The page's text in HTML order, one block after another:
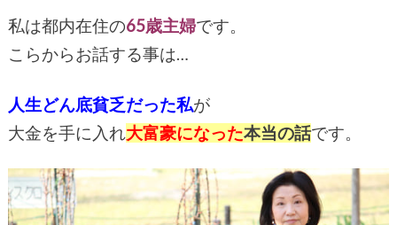
私は都内在住の65歳主婦です。
こらからお話する事は…
人生どん底貧乏だった私が
大金を手に入れ大富豪になった本当の話です。